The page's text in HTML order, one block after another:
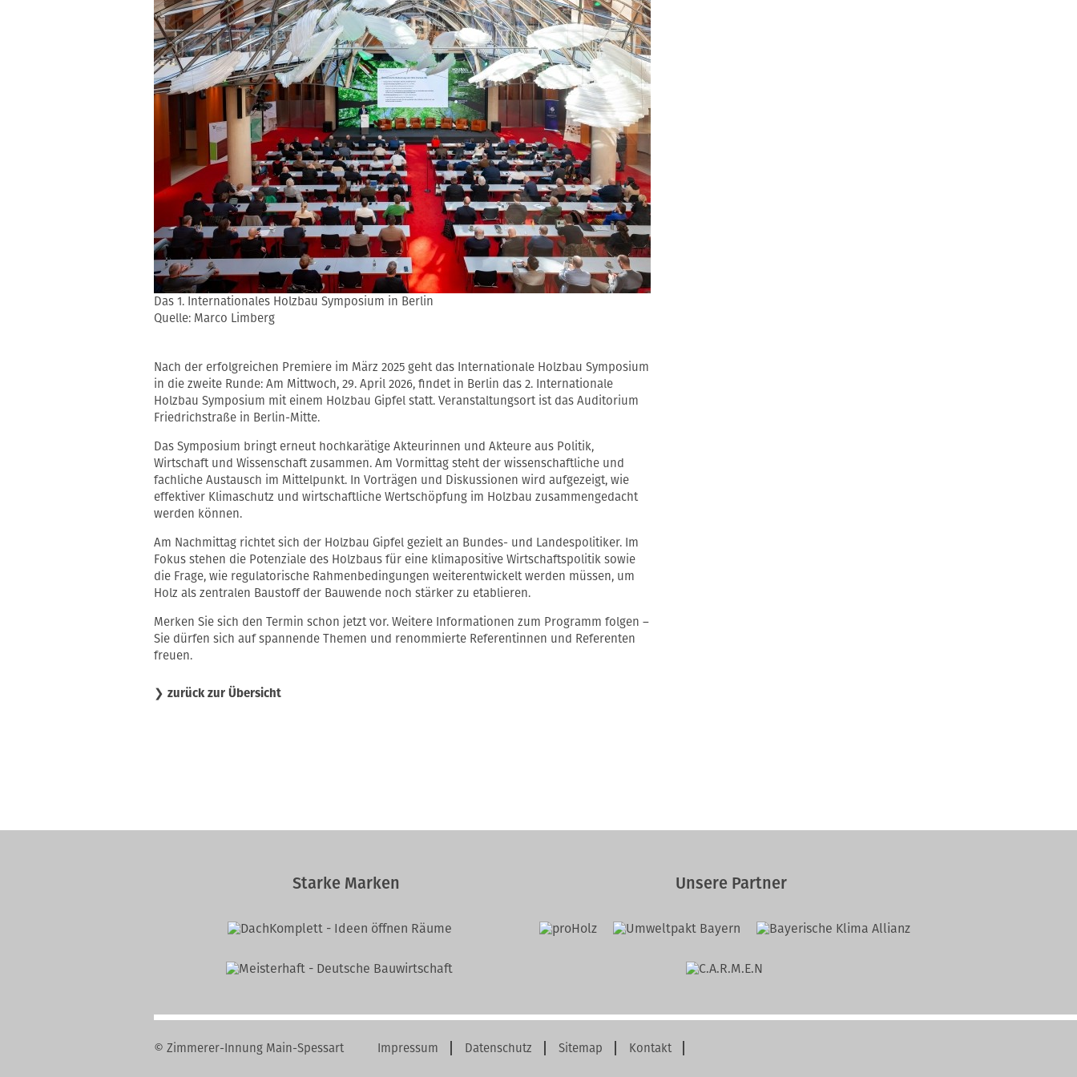
Das 1. Internationales Holzbau Symposium in Berlin
Quelle: Marco Limberg
Nach der erfolgreichen Premiere im März 2025 geht das Internationale Holzbau Symposium
in die zweite Runde: Am Mittwoch, 29. April 2026, findet in Berlin das 2. Internationale
Holzbau Symposium mit einem Holzbau Gipfel statt. Veranstaltungsort ist das Auditorium
Friedrichstraße in Berlin-Mitte.
Das Symposium bringt erneut hochkarätige Akteurinnen und Akteure aus Politik,
Wirtschaft und Wissenschaft zusammen. Am Vormittag steht der wissenschaftliche und
fachliche Austausch im Mittelpunkt. In Vorträgen und Diskussionen wird aufgezeigt, wie
effektiver Klimaschutz und wirtschaftliche Wertschöpfung im Holzbau zusammengedacht
werden können.
Am Nachmittag richtet sich der Holzbau Gipfel gezielt an Bundes- und Landespolitiker. Im
Fokus stehen die Potenziale des Holzbaus für eine klimapositive Wirtschaftspolitik sowie
die Frage, wie regulatorische Rahmenbedingungen weiterentwickelt werden müssen, um
Holz als zentralen Baustoff der Bauwende noch stärker zu etablieren.
Merken Sie sich den Termin schon jetzt vor. Weitere Informationen zum Programm folgen –
Sie dürfen sich auf spannende Themen und renommierte Referentinnen und Referenten
freuen.
❯ zurück zur Übersicht
Starke Marken Unsere Partner
© Zimmerer-Innung Main-Spessart
Navigation
Impressum Datenschutz Sitemap Kontakt